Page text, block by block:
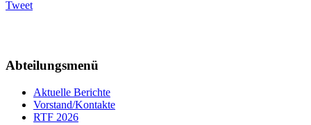
Tweet
Abteilungsmenü
Aktuelle Berichte
Vorstand/Kontakte
RTF 2026